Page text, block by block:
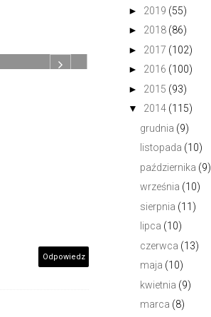
KOBALTOWY KOMBINEZON
Odpowiedz
► 2019 (55)
► 2018 (86)
► 2017 (102)
► 2016 (100)
► 2015 (93)
▼
2014 (115)
grudnia (9)
listopada (10)
października (9)
września (10)
sierpnia (11)
lipca (10)
czerwca (13)
maja (10)
kwietnia (9)
marca (8)